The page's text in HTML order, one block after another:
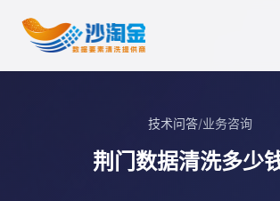
技术问答/业务咨询
荆门数据清洗多少